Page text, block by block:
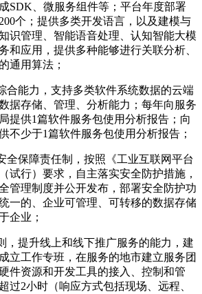
SDK、微服务组件等；平台年度部署
个；提供多类开发语言，以及建模与
识管理、智能语音处理、认知智能大模
和应用，提供多种能够进行关联分析、
通用算法；
合能力，支持多类软件系统数据的云端
据存储、管理、分析能力；每年向服务
提供1篇软件服务包使用分析报告；向
不少于1篇软件服务包使用分析报告；
全保障责任制，按照《工业互联网平台
试行）要求，自主落实安全防护措施，
管理制度并公开发布，部署安全防护功
一的、企业可管理、可转移的数据存储
企业；
，提升线上和线下推广服务的能力，建
立工作专班，在服务的地市建立服务团
件资源和开发工具的接入、控制和管
过2小时（响应方式包括现场、远程、